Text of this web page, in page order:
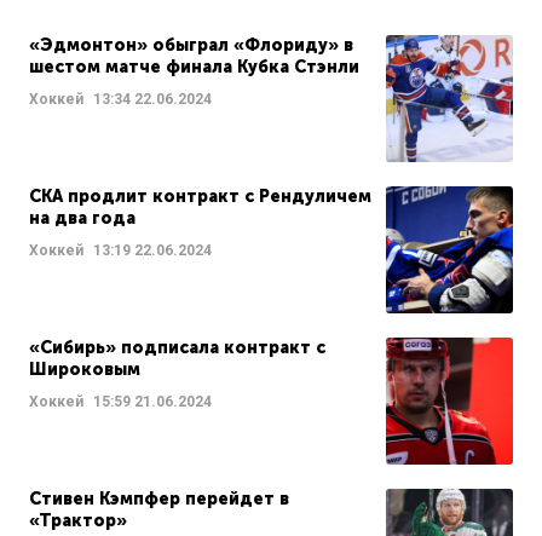
«Эдмонтон» обыграл «Флориду» в
шестом матче финала Кубка Стэнли
Хоккей 13:34 22.06.2024
СКА продлит контракт с Рендуличем
на два года
Хоккей 13:19 22.06.2024
«Сибирь» подписала контракт с
Широковым
Хоккей 15:59 21.06.2024
Стивен Кэмпфер перейдет в
«Трактор»